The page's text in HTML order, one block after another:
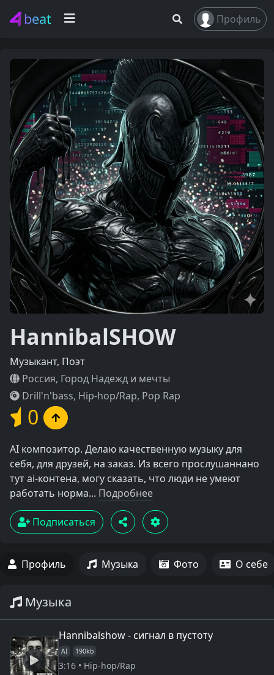
beat Профиль
HannibalSHOW
Музыкант, Поэт
Россия, Город Надежд и мечты
Drill'n'bass, Hip-hop/Rap, Pop Rap
0
AI композитор. Делаю качественную музыку для
себя, для друзей, на заказ. Из всего прослушаннано
тут ai-контена, могу сказать, что люди не умеют
работать норма... Подробнее
Подписаться
Профиль Музыка Фото О себе
Музыка
Hannibalshow - сигнал в пустоту
AI 190kb
3:16 • Hip-hop/Rap